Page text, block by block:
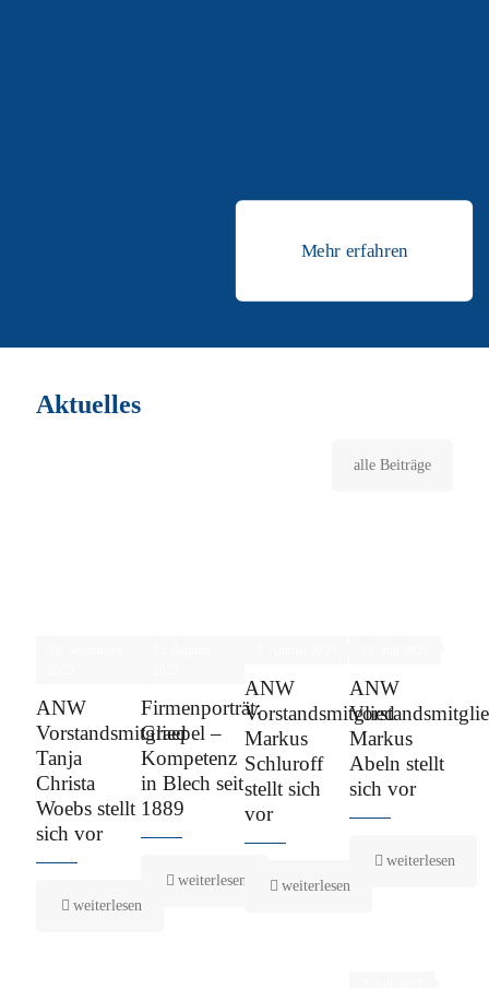
Mehr erfahren
Aktuelles
alle Beiträge
ANW
Vorstandsmitglied
Tanja
Christa
Woebs stellt
sich vor
weiterlesen
Firmenporträt:
Graepel –
Kompetenz
in Blech seit
1889
weiterlesen
ANW
Vorstandsmitglied
Markus
Schluroff
stellt sich
vor
weiterlesen
ANW
Markus
Abeln stellt
sich vor
weiterlesen